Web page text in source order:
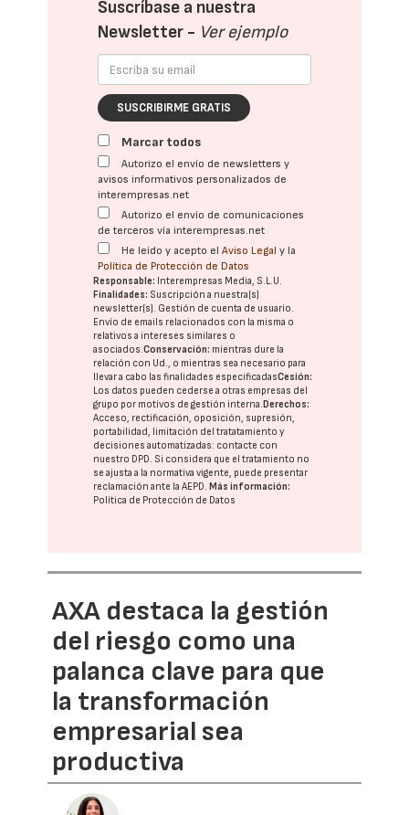
Suscríbase a nuestra
Newsletter - Ver ejemplo
SUSCRIBIRME GRATIS
Marcar todos
Autorizo el envío de newsletters y
avisos informativos personalizados de
interempresas.net
Autorizo el envío de comunicaciones
de terceros vía interempresas.net
He leído y acepto elAviso Legal y la
Política de Protección de Datos
Responsable: Interempresas Media, S.L.U.
Finalidades: Suscripción a nuestra(s)
newsletter(s). Gestión de cuenta de usuario.
Envío de emails relacionados con la misma o
relativos a intereses similares o
asociados.Conservación: mientras dure la
relación con Ud., o mientras sea necesario para
llevar a cabo las finalidades especificadasCesión:
Los datos pueden cederse a otras empresas del
grupo por motivos de gestión interna. Derechos:
Acceso, rectificación, oposición, supresión,
portabilidad, limitación del tratatamiento y
decisiones automatizadas: contacte con
nuestro DPD. Si considera que el tratamiento no
se ajusta a la normativa vigente, puede presentar
reclamación ante laAEPD. Más información:
Política de Protección de Datos
AXA destaca la gestión
del riesgo como una
palanca clave para que
la transformación
empresarial sea
productiva